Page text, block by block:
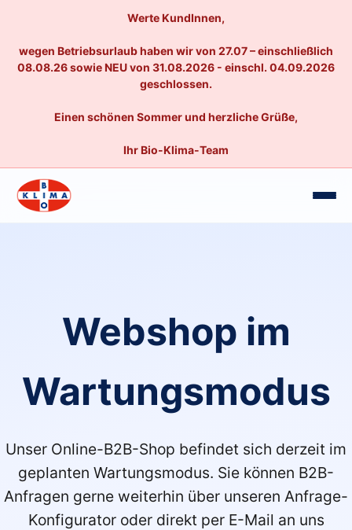
Werte KundInnen,
wegen Betriebsurlaub haben wir von 27.07 – einschließlich
08.08.26 sowie NEU von 31.08.2026 - einschl. 04.09.2026
geschlossen.
Einen schönen Sommer und herzliche Grüße,
Ihr Bio-Klima-Team
Webshop im
Wartungsmodus
Unser Online-B2B-Shop befindet sich derzeit im
geplanten Wartungsmodus. Sie können B2B-
Anfragen gerne weiterhin über unseren Anfrage-
Konfigurator oder direkt per E-Mail an uns